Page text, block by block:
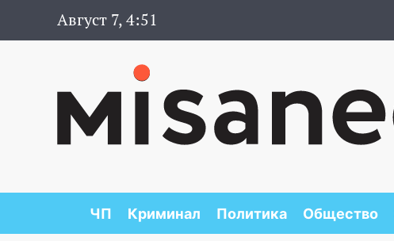
Август 7, 4:51
ЧП Криминал Политика Общество